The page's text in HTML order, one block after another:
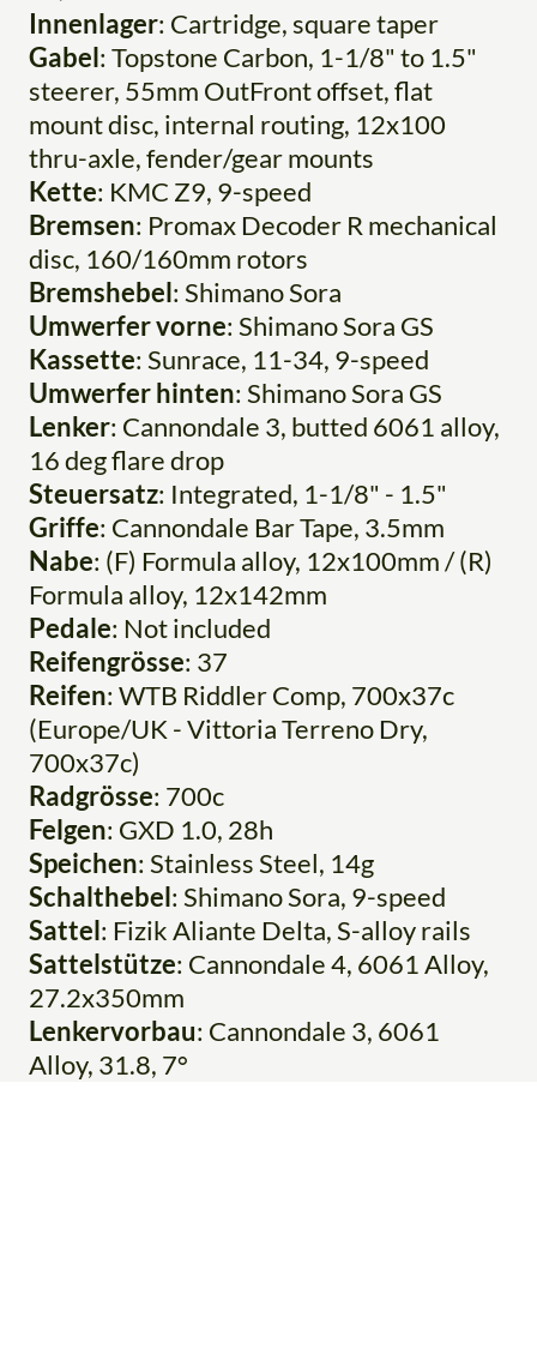
Innenlager: Cartridge, square taper
Gabel: Topstone Carbon, 1-1/8" to 1.5"
steerer, 55mm OutFront offset, flat
mount disc, internal routing, 12x100
thru-axle, fender/gear mounts
Kette: KMC Z9, 9-speed
Bremsen: Promax Decoder R mechanical
disc, 160/160mm rotors
Bremshebel: Shimano Sora
Umwerfer vorne: Shimano Sora GS
Kassette: Sunrace, 11-34, 9-speed
Umwerfer hinten: Shimano Sora GS
Lenker: Cannondale 3, butted 6061 alloy,
16 deg flare drop
Steuersatz: Integrated, 1-1/8" - 1.5"
Griffe: Cannondale Bar Tape, 3.5mm
Nabe: (F) Formula alloy, 12x100mm / (R)
Formula alloy, 12x142mm
Pedale: Not included
Reifengrösse: 37
Reifen: WTB Riddler Comp, 700x37c
(Europe/UK - Vittoria Terreno Dry,
700x37c)
Radgrösse: 700c
Felgen: GXD 1.0, 28h
Speichen: Stainless Steel, 14g
Schalthebel: Shimano Sora, 9-speed
Sattel: Fizik Aliante Delta, S-alloy rails
Sattelstütze: Cannondale 4, 6061 Alloy,
27.2x350mm
Lenkervorbau: Cannondale 3, 6061
Alloy, 31.8, 7°